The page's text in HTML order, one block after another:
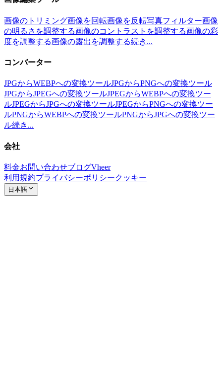
画像のトリミング画像を回転画像を反転写真フィルター画像
の明るさを調整する画像のコントラストを調整する画像の彩
度を調整する画像の露出を調整する続き...
コンバーター
JPGからWEBPへの変換ツールJPGからPNGへの変換ツール
JPGからJPEGへの変換ツールJPEGからWEBPへの変換ツー
ルJPEGからJPGへの変換ツールJPEGからPNGへの変換ツー
ルPNGからWEBPへの変換ツールPNGからJPGへの変換ツー
ル続き...
会社
料金お問い合わせブログVheer
利用規約プライバシーポリシークッキー
日本語